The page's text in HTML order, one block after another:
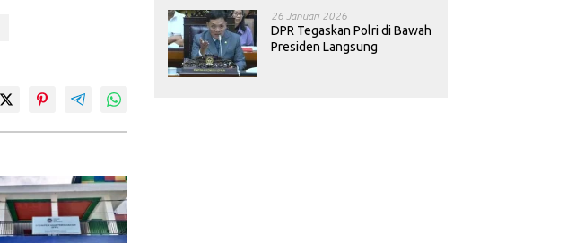
26 Januari 2026
DPR Tegaskan Polri di Bawah
Presiden Langsung